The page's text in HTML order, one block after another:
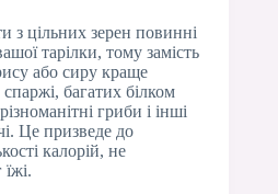
з цільних зерен повинні
тарілки, тому замість
або сиру краще
багатих білком
гриби і інші
Це призведе до
калорій, не